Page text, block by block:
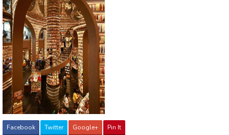
Facebook Twitter Google+ Pin It